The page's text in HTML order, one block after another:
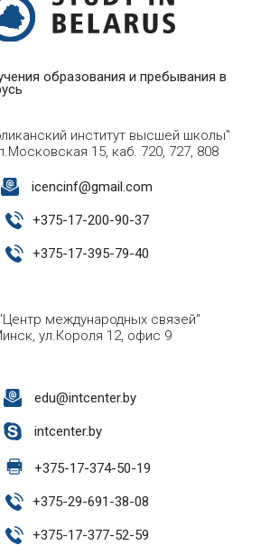
образования и пребывания в
институт высшей школы"
15, каб. 720, 727, 808
icencinf@gmail.com
+375-17-200-90-37
+375-17-395-79-40
международных связей"
ул.Короля 12, офис 9
edu@intcenter.by
intcenter.by
+375-17-374-50-19
+375-29-691-38-08
+375-17-377-52-59